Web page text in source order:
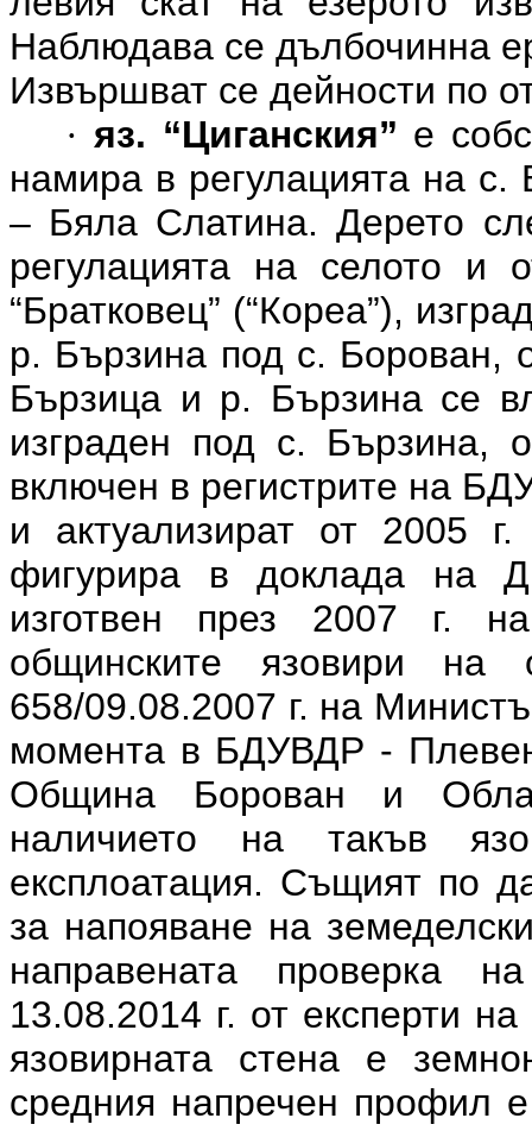
Наблюдава се дълбочинна
Извършват се дейности по
· яз. “Циганския” е
намира в регулацията на
– Бяла Слатина. Дерето
регулацията на селото и
“Братковец” (“Кореа”),
р. Бързина под с. Борован,
Бързица и р. Бързина се
изграден под с. Бързина,
включен в регистрите на
и актуализират от 2005
фигурира в доклада на
изготвен през 2007 г.
общинските язовири
658/09.08.2007 г. на
момента в БДУВДР -
Община Борован и
наличието на такъв
експлоатация. Същият по
за напояване на
направената проверка
13.08.2014 г. от експерти
язовирната стена е
средния напречен профил